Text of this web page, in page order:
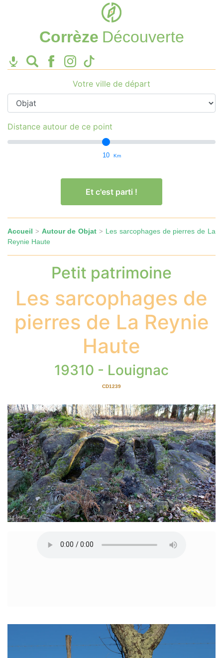
Corrèze Découverte
Votre ville de départ
Distance autour de ce point
10 Km
Et c'est parti !
Accueil > Autour de Objat > Les sarcophages de pierres de La
Reynie Haute
Petit patrimoine
Les sarcophages de
pierres de La Reynie
Haute
19310 - Louignac
CD1239